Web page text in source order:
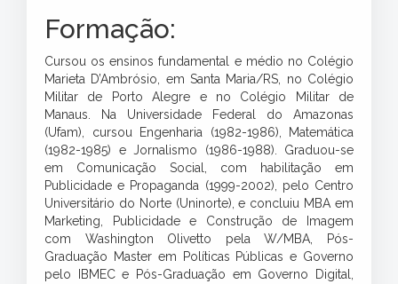
Formação:
Cursou os ensinos fundamental e médio no Colégio
Marieta D’Ambrósio, em Santa Maria/RS, no Colégio
Militar de Porto Alegre e no Colégio Militar de
Manaus. Na Universidade Federal do Amazonas
(Ufam), cursou Engenharia (1982-1986), Matemática
(1982-1985) e Jornalismo (1986-1988). Graduou-se
em Comunicação Social, com habilitação em
Publicidade e Propaganda (1999-2002), pelo Centro
Universitário do Norte (Uninorte), e concluiu MBA em
Marketing, Publicidade e Construção de Imagem
com Washington Olivetto pela W/MBA, Pós-
Graduação Master em Políticas Públicas e Governo
pelo IBMEC e Pós-Graduação em Governo Digital,